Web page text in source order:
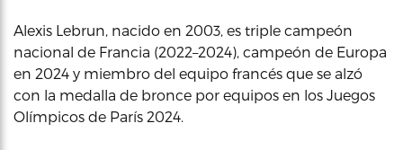
Alexis Lebrun, nacido en 2003, es triple campeón
nacional de Francia (2022–2024), campeón de Europa
en 2024 y miembro del equipo francés que se alzó
con la medalla de bronce por equipos en los Juegos
Olímpicos de París 2024.